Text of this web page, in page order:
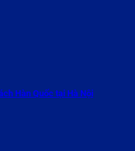
Hàn Quốc tại Hà Nội